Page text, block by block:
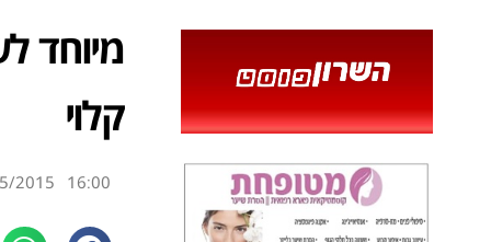
מיוחד
קלוי
16:00
2015